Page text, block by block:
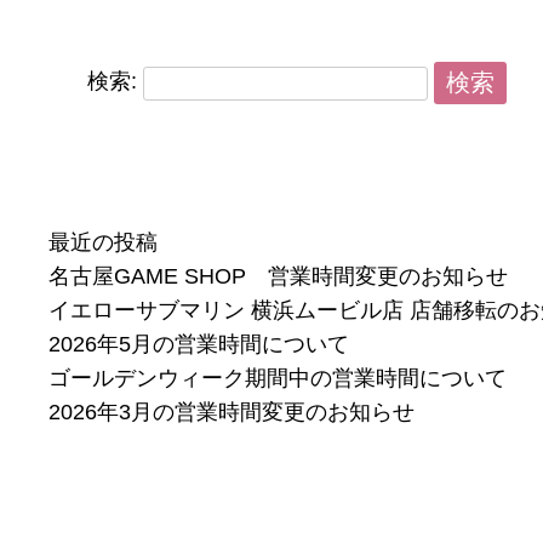
検索:
最近の投稿
名古屋GAME SHOP 営業時間変更のお知らせ
イエローサブマリン 横浜ムービル店 店舗移転の
2026年5月の営業時間について
ゴールデンウィーク期間中の営業時間について
2026年3月の営業時間変更のお知らせ